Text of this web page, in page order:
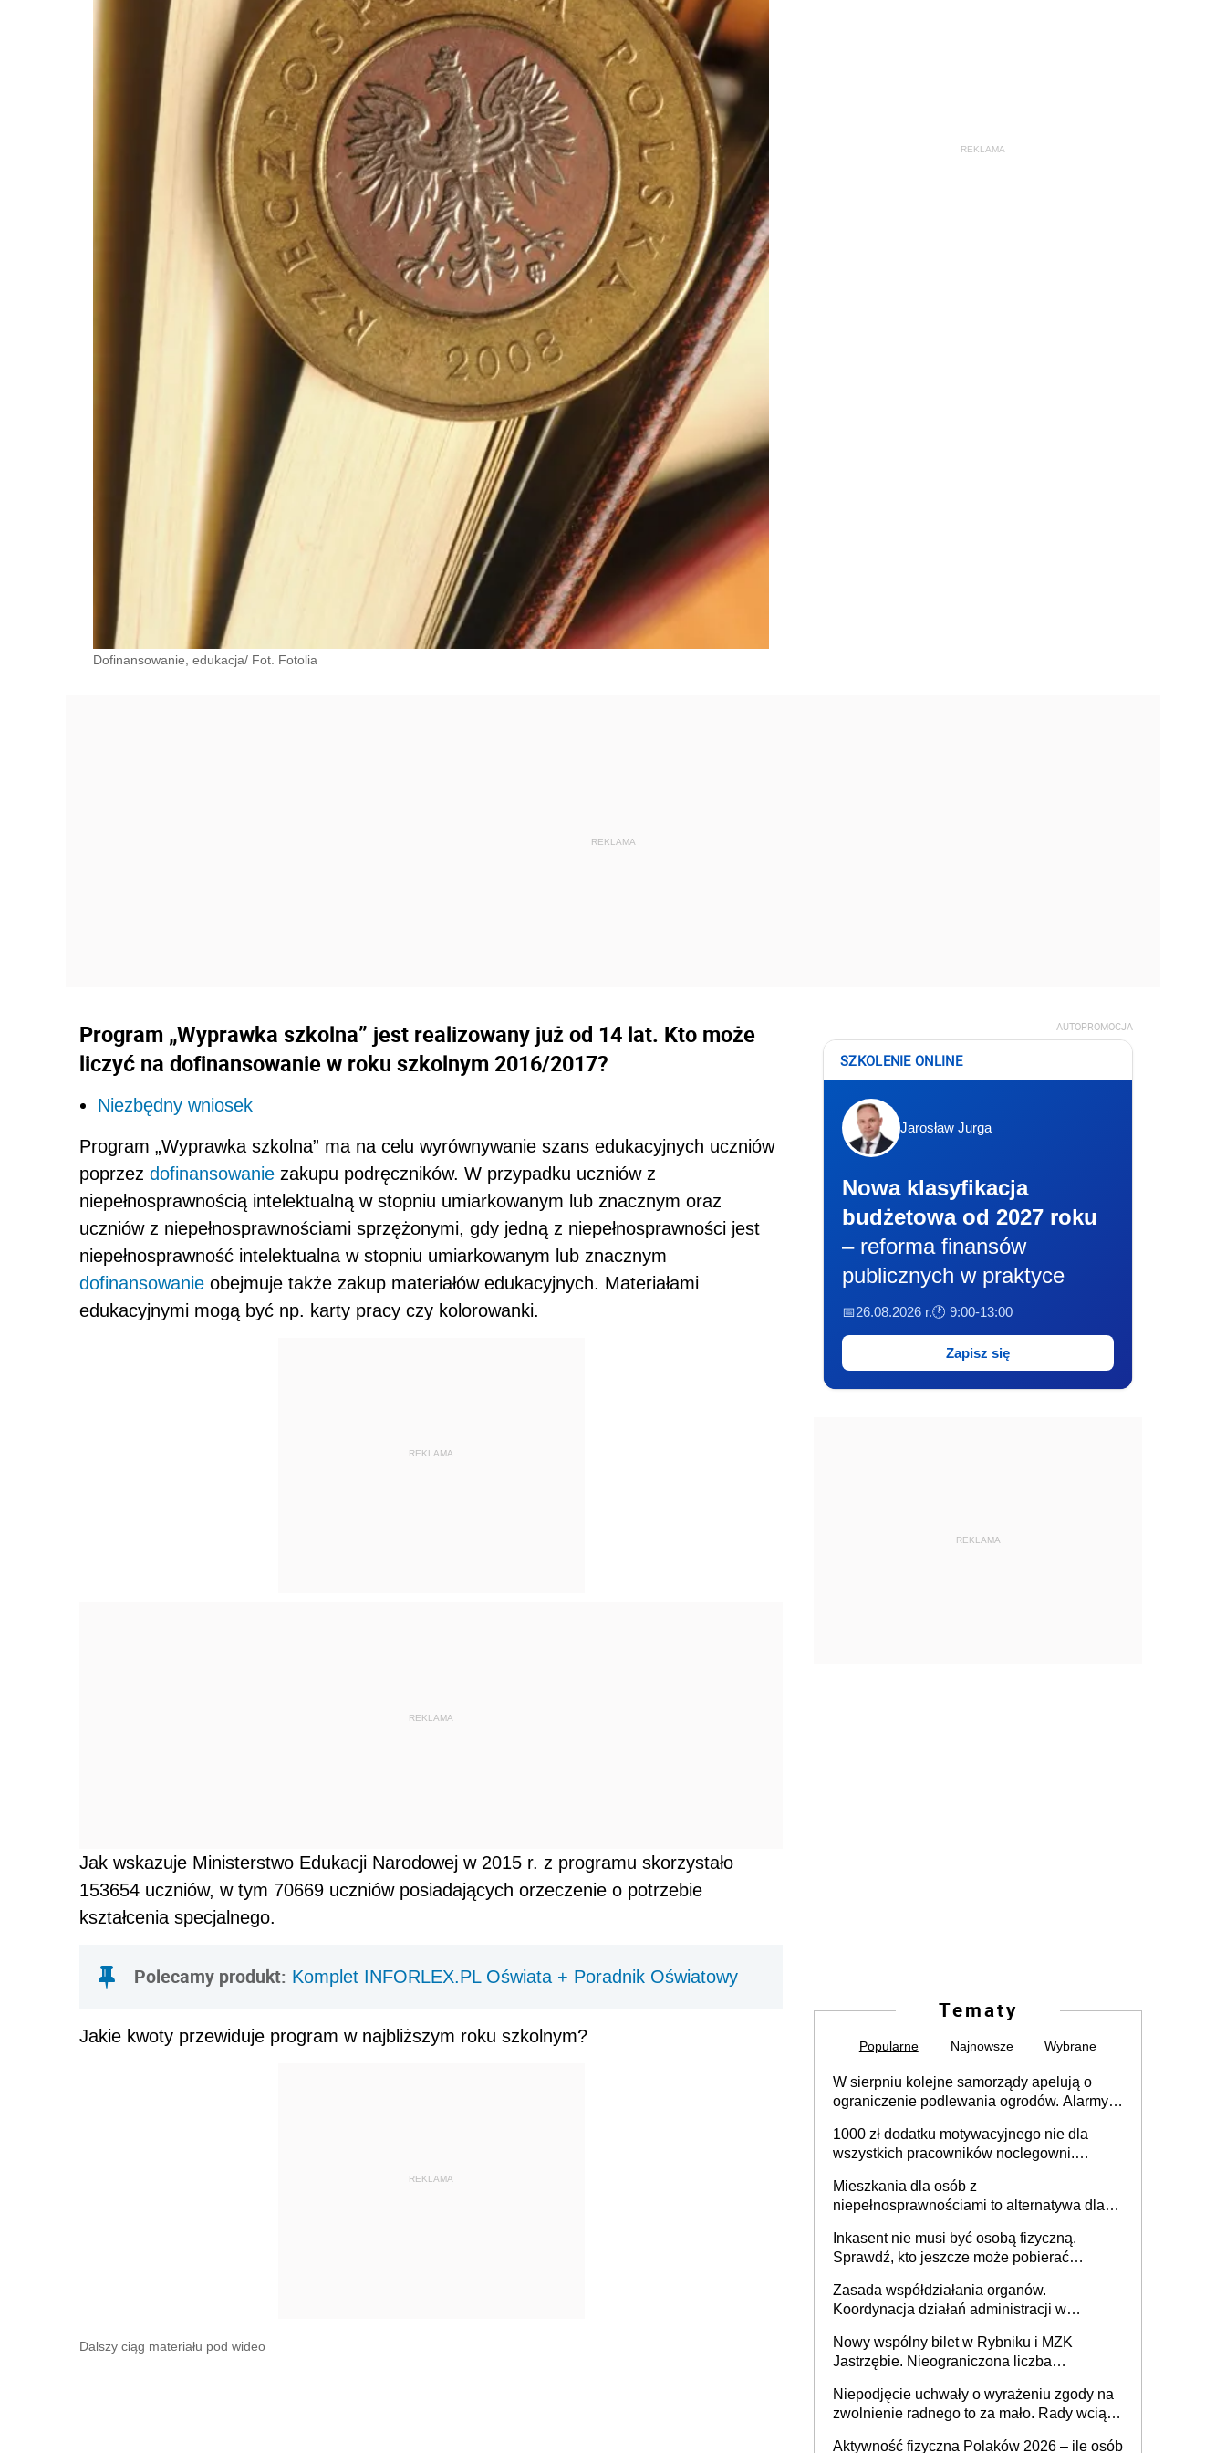
Dofinansowanie, edukacja/ Fot. Fotolia
Program „Wyprawka szkolna” jest realizowany już od 14 lat. Kto może
liczyć na dofinansowanie w roku szkolnym 2016/2017?
Niezbędny wniosek
Program „Wyprawka szkolna” ma na celu wyrównywanie szans edukacyjnych uczniów
poprzez dofinansowanie zakupu podręczników. W przypadku uczniów z
niepełnosprawnością intelektualną w stopniu umiarkowanym lub znacznym oraz
uczniów z niepełnosprawnościami sprzężonymi, gdy jedną z niepełnosprawności jest
niepełnosprawność intelektualna w stopniu umiarkowanym lub znacznym
dofinansowanie obejmuje także zakup materiałów edukacyjnych. Materiałami
edukacyjnymi mogą być np. karty pracy czy kolorowanki.
REKLAMA
REKLAMA
Jak wskazuje Ministerstwo Edukacji Narodowej w 2015 r. z programu skorzystało
153654 uczniów, w tym 70669 uczniów posiadających orzeczenie o potrzebie
kształcenia specjalnego.
Polecamy produkt: Komplet INFORLEX.PL Oświata + Poradnik Oświatowy
Jakie kwoty przewiduje program w najbliższym roku szkolnym?
REKLAMA
Dalszy ciąg materiału pod wideo
AUTOPROMOCJA
SZKOLENIE ONLINE
Jarosław Jurga
Nowa klasyfikacja
budżetowa od 2027 roku
– reforma finansów
publicznych w praktyce
📅26.08.2026 r.🕐 9:00-13:00
Zapisz się
REKLAMA
Tematy
Popularne Najnowsze Wybrane
W sierpniu kolejne samorządy apelują o
ograniczenie podlewania ogrodów. Alarmy w
może objąć cały kraj
1000 zł dodatku motywacyjnego nie dla
wszystkich pracowników noclegowni.
Mieszkania dla osób z
niepełnosprawnościami to alternatywa dla
samodzielnie lub z rodziną
Inkasent nie musi być osobą fizyczną.
Sprawdź, kto jeszcze może pobierać
Zasada współdziałania organów.
Koordynacja działań administracji w
Nowy wspólny bilet w Rybniku i MZK
Jastrzębie. Nieograniczona liczba
Niepodjęcie uchwały o wyrażeniu zgody na
zwolnienie radnego to za mało. Rady wciąż
Aktywność fizyczna Polaków 2026 – ile osób